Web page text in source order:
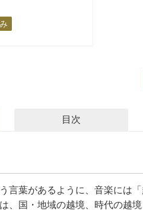
目次
言葉があるように、音楽には
、国・地域の越境、時代の越